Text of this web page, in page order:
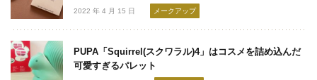
フレグランス
ボディ＆ヘア
ライフスタイル
2022 年 4 月 15 日 メークアップ
PUPA「Squirrel(スクワラル)4」はコスメを詰め込んだ
可愛すぎるパレット